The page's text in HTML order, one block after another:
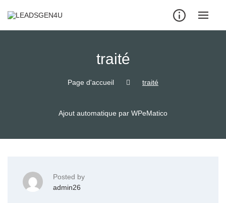
traité
Page d'accueil traité
Ajout automatique par WPeMatico
Posted by
admin26